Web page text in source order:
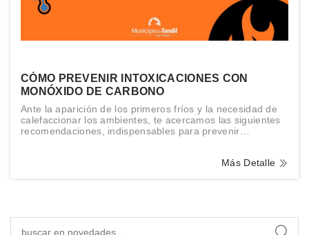
CÓMO PREVENIR INTOXICACIONES CON
MONÓXIDO DE CARBONO
Ante la aparición de los primeros fríos y la necesidad de
calefaccionar los ambientes, te acercamos las siguientes
recomendaciones, indispensables para prevenir
Más Detalle